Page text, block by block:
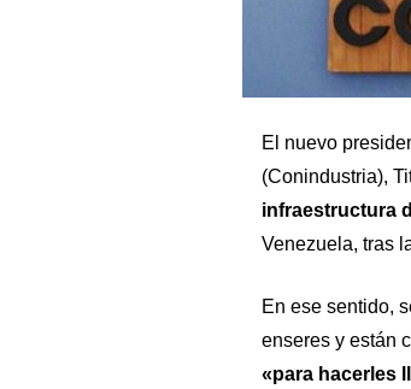
El nuevo
(Conindustria),
infraestructura
Venezuela, tras
En ese sentido,
enseres y están
«para hacerles